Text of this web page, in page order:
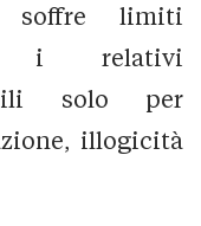
soffre limiti
i relativi
solo per
illogicità